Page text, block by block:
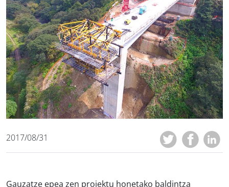
2017/08/31
Gauzatze epea zen proiektu honetako baldintza